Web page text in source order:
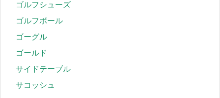
ゴルフシューズ
ゴルフボール
ゴーグル
ゴールド
サイドテーブル
サコッシュ